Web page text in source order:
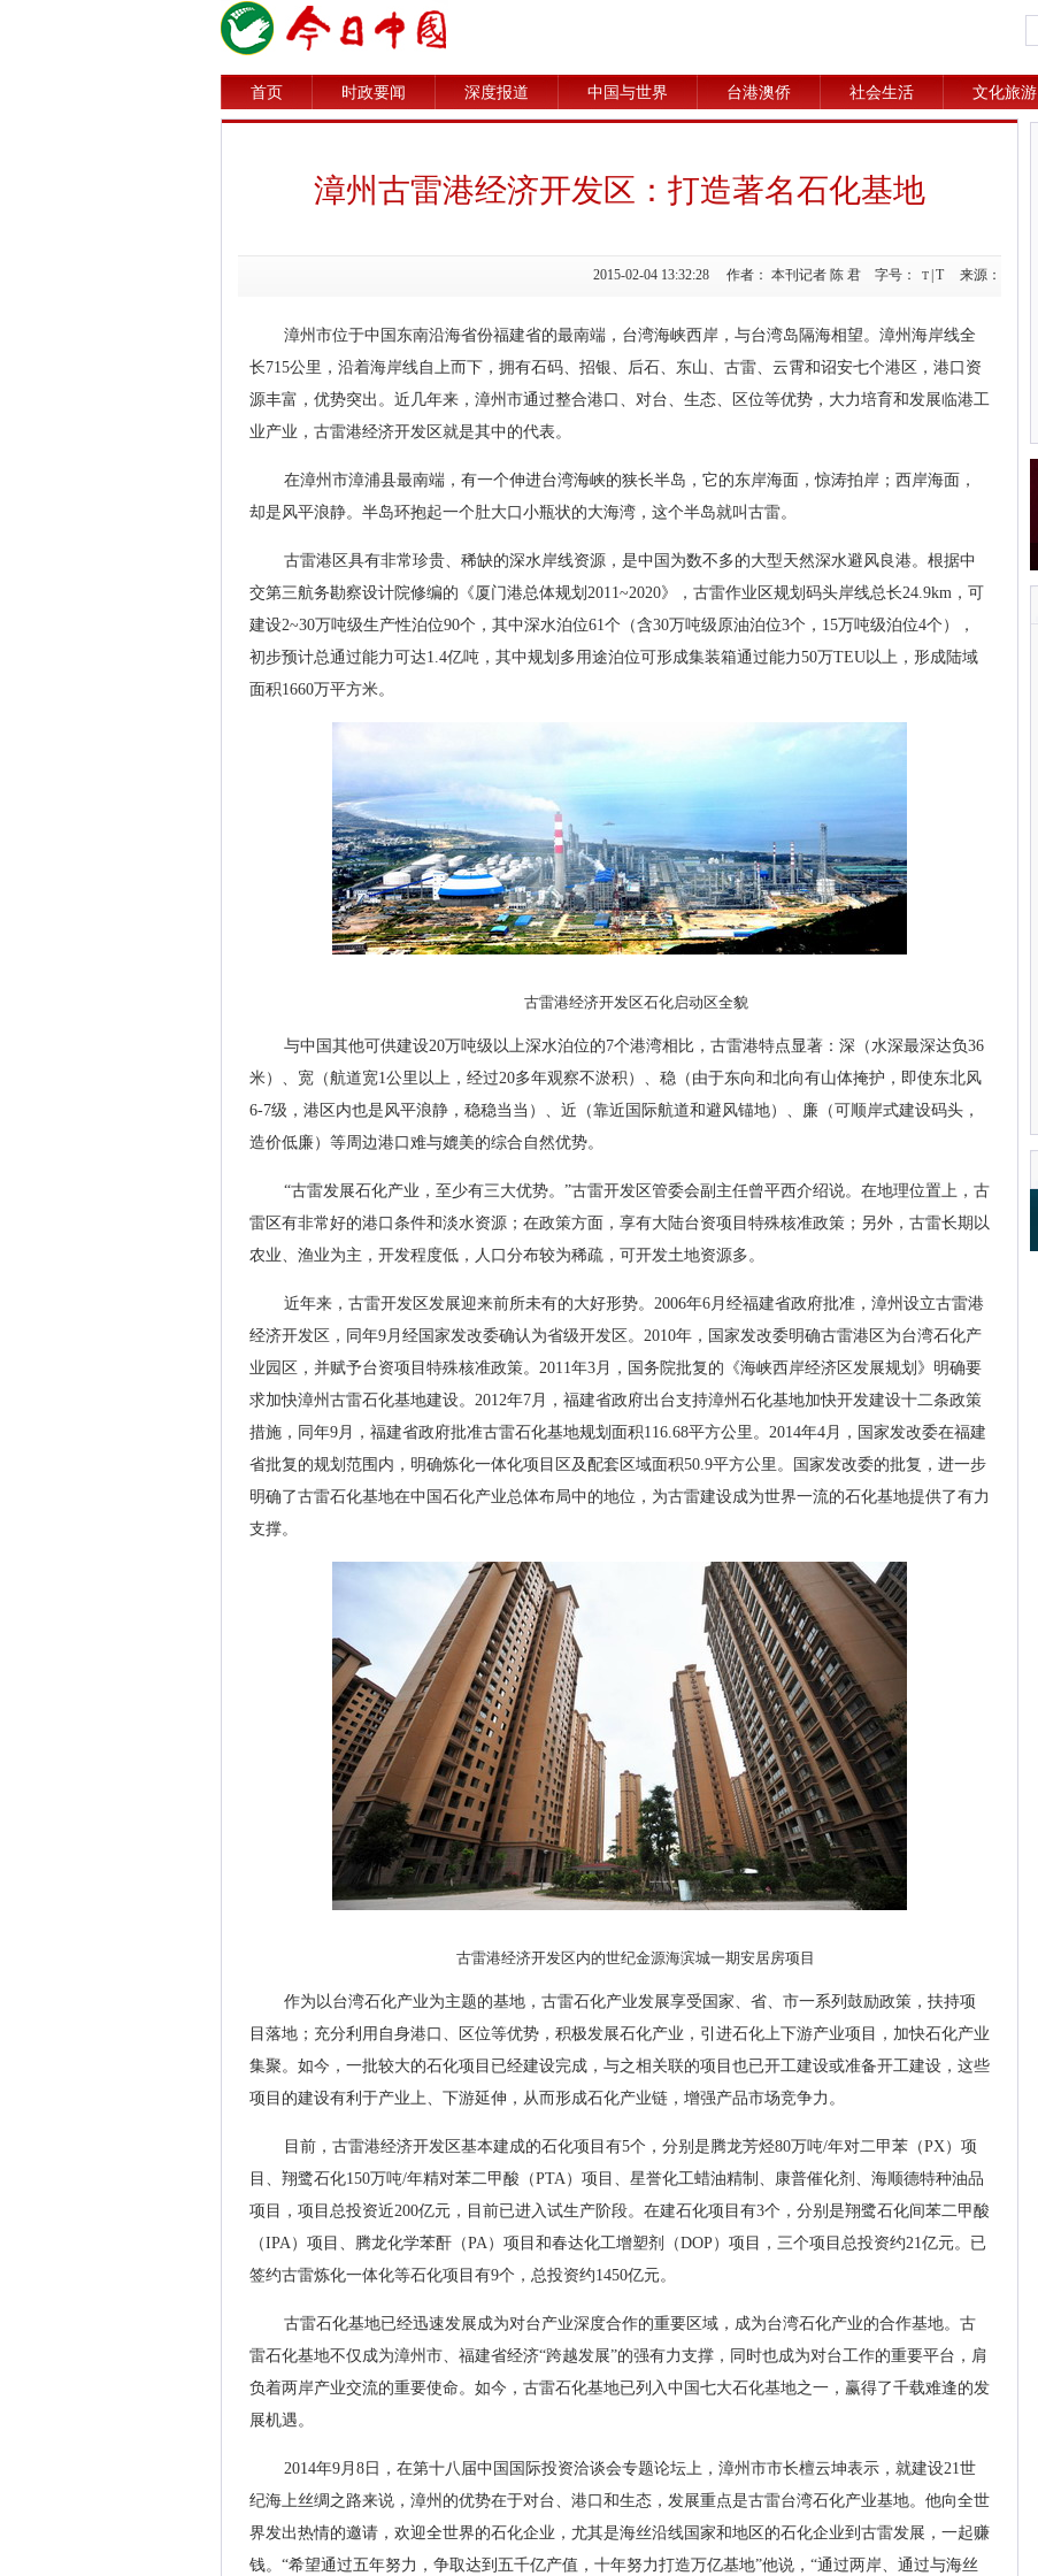
首页 时政要闻 深度报道 中国与世界 台港澳侨 社会生活 文化旅游
漳州古雷港经济开发区：打造著名石化基地
2015-02-04 13:32:28 作者： 本刊记者 陈 君 字号： T T 来源：
漳州市位于中国东南沿海省份福建省的最南端，台湾海峡西岸，与台湾岛隔海相望。漳州海岸线全
长715公里，沿着海岸线自上而下，拥有石码、招银、后石、东山、古雷、云霄和诏安七个港区，港口资
源丰富，优势突出。近几年来，漳州市通过整合港口、对台、生态、区位等优势，大力培育和发展临港工
业产业，古雷港经济开发区就是其中的代表。
在漳州市漳浦县最南端，有一个伸进台湾海峡的狭长半岛，它的东岸海面，惊涛拍岸；西岸海面，
却是风平浪静。半岛环抱起一个肚大口小瓶状的大海湾，这个半岛就叫古雷。
古雷港区具有非常珍贵、稀缺的深水岸线资源，是中国为数不多的大型天然深水避风良港。根据中
交第三航务勘察设计院修编的《厦门港总体规划2011~2020》，古雷作业区规划码头岸线总长24.9km，可
建设2~30万吨级生产性泊位90个，其中深水泊位61个（含30万吨级原油泊位3个，15万吨级泊位4个），
初步预计总通过能力可达1.4亿吨，其中规划多用途泊位可形成集装箱通过能力50万TEU以上，形成陆域
面积1660万平方米。
古雷港经济开发区石化启动区全貌
与中国其他可供建设20万吨级以上深水泊位的7个港湾相比，古雷港特点显著：深（水深最深达负36
米）、宽（航道宽1公里以上，经过20多年观察不淤积）、稳（由于东向和北向有山体掩护，即使东北风
6-7级，港区内也是风平浪静，稳稳当当）、近（靠近国际航道和避风锚地）、廉（可顺岸式建设码头，
造价低廉）等周边港口难与媲美的综合自然优势。
“古雷发展石化产业，至少有三大优势。”古雷开发区管委会副主任曾平西介绍说。在地理位置上，古
雷区有非常好的港口条件和淡水资源；在政策方面，享有大陆台资项目特殊核准政策；另外，古雷长期以
农业、渔业为主，开发程度低，人口分布较为稀疏，可开发土地资源多。
近年来，古雷开发区发展迎来前所未有的大好形势。2006年6月经福建省政府批准，漳州设立古雷港
经济开发区，同年9月经国家发改委确认为省级开发区。2010年，国家发改委明确古雷港区为台湾石化产
业园区，并赋予台资项目特殊核准政策。2011年3月，国务院批复的《海峡西岸经济区发展规划》明确要
求加快漳州古雷石化基地建设。2012年7月，福建省政府出台支持漳州石化基地加快开发建设十二条政策
措施，同年9月，福建省政府批准古雷石化基地规划面积116.68平方公里。2014年4月，国家发改委在福建
省批复的规划范围内，明确炼化一体化项目区及配套区域面积50.9平方公里。国家发改委的批复，进一步
明确了古雷石化基地在中国石化产业总体布局中的地位，为古雷建设成为世界一流的石化基地提供了有力
支撑。
古雷港经济开发区内的世纪金源海滨城一期安居房项目
作为以台湾石化产业为主题的基地，古雷石化产业发展享受国家、省、市一系列鼓励政策，扶持项
目落地；充分利用自身港口、区位等优势，积极发展石化产业，引进石化上下游产业项目，加快石化产业
集聚。如今，一批较大的石化项目已经建设完成，与之相关联的项目也已开工建设或准备开工建设，这些
项目的建设有利于产业上、下游延伸，从而形成石化产业链，增强产品市场竞争力。
目前，古雷港经济开发区基本建成的石化项目有5个，分别是腾龙芳烃80万吨/年对二甲苯（PX）项
目、翔鹭石化150万吨/年精对苯二甲酸（PTA）项目、星誉化工蜡油精制、康普催化剂、海顺德特种油品
项目，项目总投资近200亿元，目前已进入试生产阶段。在建石化项目有3个，分别是翔鹭石化间苯二甲酸
（IPA）项目、腾龙化学苯酐（PA）项目和春达化工增塑剂（DOP）项目，三个项目总投资约21亿元。已
签约古雷炼化一体化等石化项目有9个，总投资约1450亿元。
古雷石化基地已经迅速发展成为对台产业深度合作的重要区域，成为台湾石化产业的合作基地。古
雷石化基地不仅成为漳州市、福建省经济“跨越发展”的强有力支撑，同时也成为对台工作的重要平台，肩
负着两岸产业交流的重要使命。如今，古雷石化基地已列入中国七大石化基地之一，赢得了千载难逢的发
展机遇。
2014年9月8日，在第十八届中国国际投资洽谈会专题论坛上，漳州市市长檀云坤表示，就建设21世
纪海上丝绸之路来说，漳州的优势在于对台、港口和生态，发展重点是古雷台湾石化产业基地。他向全世
界发出热情的邀请，欢迎全世界的石化企业，尤其是海丝沿线国家和地区的石化企业到古雷发展，一起赚
钱。“希望通过五年努力，争取达到五千亿产值，十年努力打造万亿基地”他说，“通过两岸、通过与海丝